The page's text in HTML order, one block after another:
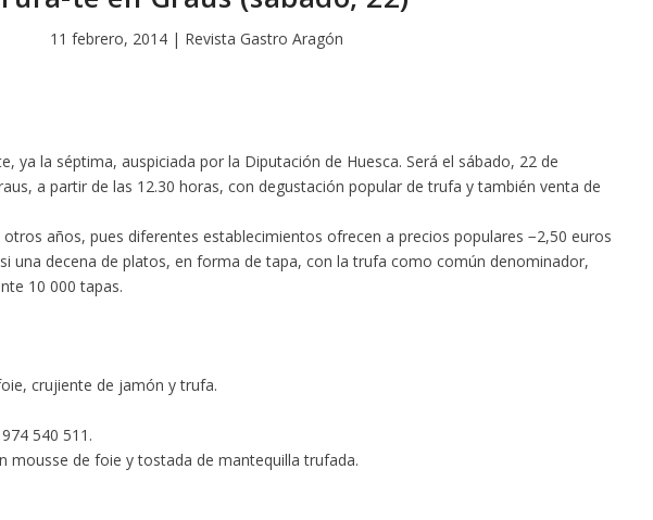
11 febrero, 2014| Revista Gastro Aragón
ya la séptima, auspiciada por la Diputación de Huesca. Será el sábado, 22 de
a partir de las 12.30 horas, con degustación popular de trufay tambiénventa de
años, pues diferentes establecimientos ofrecen a precios populares −2,50 euros
una decena de platos, en forma de tapa, con la trufa como común denominador,
10 000 tapas.
crujiente de jamón y trufa.
540 511.
mousse de foie y tostada de mantequilla trufada.